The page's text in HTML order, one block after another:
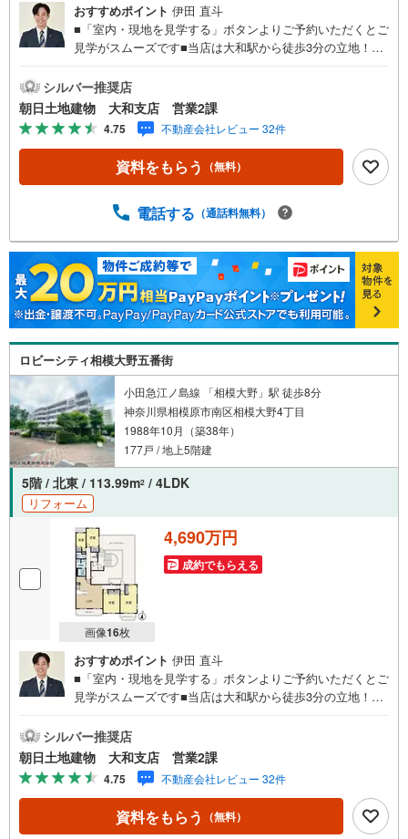
おすすめポイント 伊田 直斗
■「室内・現地を見学する」ボタンよりご予約いただくとご
見学がスムーズです■当店は大和駅から徒歩3分の立地！青
ったキッズコーナーやおむつ替えができる授乳室も完備お
子様連れでも安心です。提携駐車場もございます■ご来場の
際は、事前にご予約をお願いします■「室内・現地を見学す
る」ボタンよりご予約頂くとスムーズ！■現地ご案内■お客
様の貴重なお時間の中でご希望の情報をご案内します。お
およその所要時間や内容は下記をご参考ください〇ご希望
現地/物件見学（30分～）〇周辺環境のご紹介（30分～）■
設計致します。私達は様々なご要望にお応え致します！
【コロナウイルス予防対策実施中】〇ご入店時の検温とア
ルコール除菌を設置しております〇接客ブースでは、お席
の間隔を通常より広くお取りします〇全営業車に乗降車時
の消毒、除菌シート等を常備しております〇物件見学用に
使い捨てスリッパ・使い捨て手袋をご用意します。
シルバー推奨店
朝日土地建物 大和支店 営業2課
4.75 不動産会社レビュー 32件
資料をもらう （無料）
電話する （通話料無料）
ロビーシティ相模大野五番街
小田急江ノ島線 「相模大野」駅 徒歩8分
神奈川県相模原市南区相模大野4丁目
1988年10月（築38年）
177戸 / 地上5階建
5階 / 北東 / 113.99m2 / 4LDK
リフォーム
画像16枚
4,690万円
成約でもらえる
おすすめポイント 伊田 直斗
■「室内・現地を見学する」ボタンよりご予約いただくとご
見学がスムーズです■当店は大和駅から徒歩3分の立地！青
ったキッズコーナーやおむつ替えができる授乳室も完備お
子様連れでも安心です。提携駐車場もございます■ご来場の
際は、事前にご予約をお願いします■「室内・現地を見学す
る」ボタンよりご予約頂くとスムーズ！■現地ご案内■お客
様の貴重なお時間の中でご希望の情報をご案内します。お
およその所要時間や内容は下記をご参考ください〇ご希望
シルバー推奨店
朝日土地建物 大和支店 営業2課
4.75 不動産会社レビュー 32件
資料をもらう （無料）